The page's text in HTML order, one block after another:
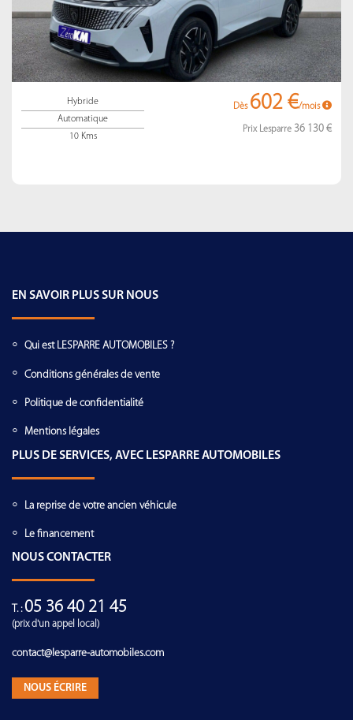
Hybride
Automatique
10 Kms
Dès 602 €/mois
Prix Lesparre 36 130 €
EN SAVOIR PLUS SUR NOUS
Qui est LESPARRE AUTOMOBILES ?
Conditions générales de vente
Politique de confidentialité
Mentions légales
PLUS DE SERVICES, AVEC LESPARRE AUTOMOBILES
La reprise de votre ancien véhicule
Le financement
NOUS CONTACTER
T. :05 36 40 21 45
(prix d'un appel local)
contact@lesparre-automobiles.com
NOUS ÉCRIRE